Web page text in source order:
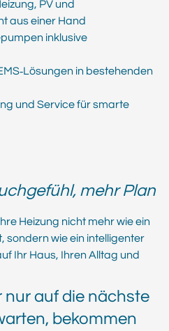
PV und
aus einer Hand
inklusive
in bestehenden
und Service für smarte
mehr Plan
Heizung nicht mehr wie ein
sondern wie ein intelligenter
Ihr Haus, Ihren Alltag und
auf die nächste
bekommen